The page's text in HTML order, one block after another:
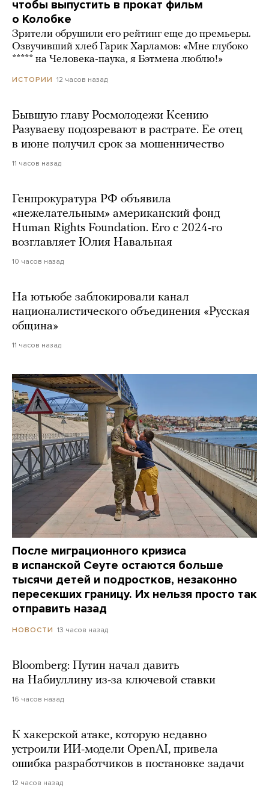
чтобы выпустить в прокат фильм
о Колобке
Зрители обрушили его рейтинг еще до премьеры.
Озвучивший хлеб Гарик Харламов: «Мне глубоко
***** на Человека-паука, я Бэтмена люблю!»
ИСТОРИИ 12 часов назад
Бывшую главу Росмолодежи Ксению
Разуваеву подозревают в растрате. Ее отец
в июне получил срок за мошенничество
11 часов назад
Генпрокуратура РФ объявила
«нежелательным» американский фонд
Human Rights Foundation. Его с 2024-го
возглавляет Юлия Навальная
10 часов назад
На ютьюбе заблокировали канал
националистического объединения «Русская
община»
11 часов назад
После миграционного кризиса
в испанской Сеуте остаются больше
тысячи детей и подростков, незаконно
пересекших границу. Их нельзя просто так
отправить назад
НОВОСТИ 13 часов назад
Bloomberg: Путин начал давить
на Набиуллину из-за ключевой ставки
16 часов назад
К хакерской атаке, которую недавно
устроили ИИ-модели OpenAI, привела
ошибка разработчиков в постановке задачи
12 часов назад